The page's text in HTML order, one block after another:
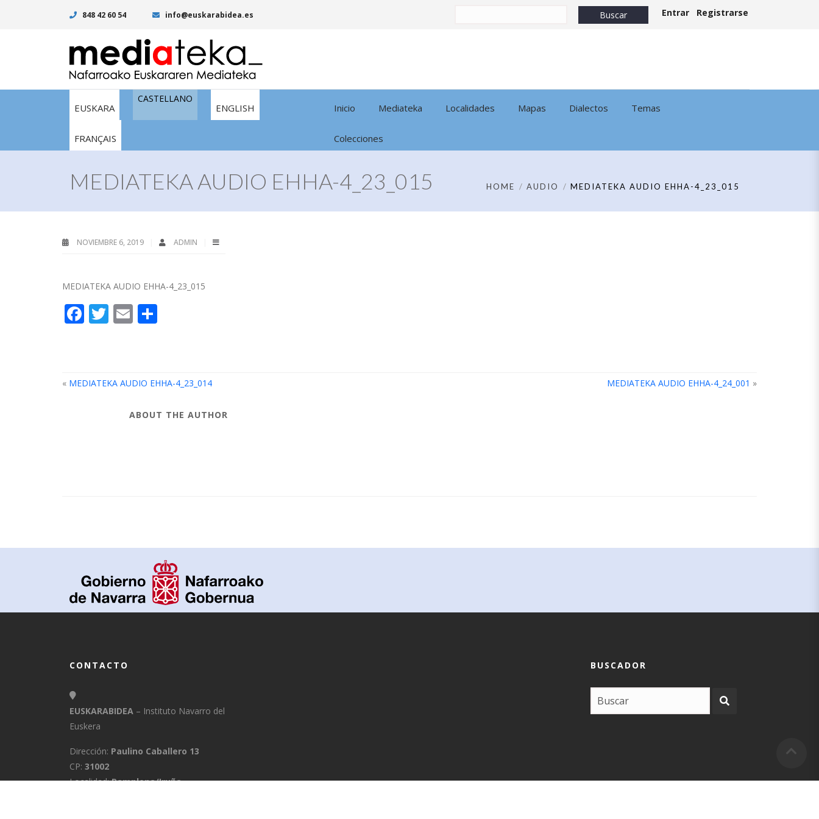
848 42 60 54 info@euskarabidea.es Entrar Registrarse
EUSKARA
CASTELLANO
ENGLISH
FRANÇAIS
Inicio Mediateka Localidades Mapas Dialectos Temas
Colecciones
MEDIATEKA AUDIO EHHA-4_23_015 HOME AUDIO MEDIATEKA AUDIO EHHA-4_23_015
NOVIEMBRE 6, 2019 ADMIN
MEDIATEKA AUDIO EHHA-4_23_015
Facebook
Twitter
Email
« MEDIATEKA AUDIO EHHA-4_23_014 MEDIATEKA AUDIO EHHA-4_24_001 »
ABOUT THE AUTHOR
CONTACTO
EUSKARABIDEA – Instituto Navarro del
Euskera
Dirección: Paulino Caballero 13
CP: 31002
Localidad:Pamplona/Iruña
BUSCADOR